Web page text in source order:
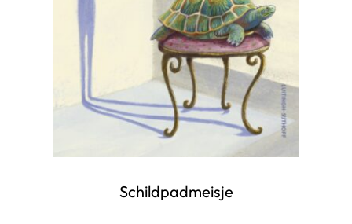
Schildpadmeisje